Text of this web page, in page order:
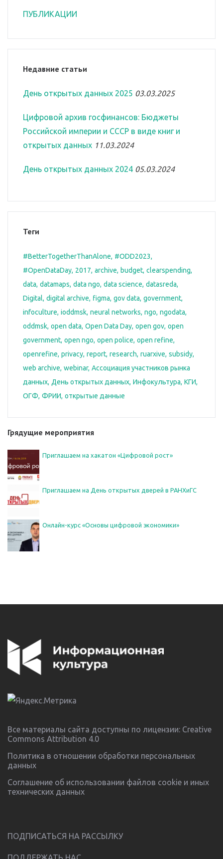
ПУБЛИКАЦИИ
Недавние статьи
День открытых данных 2025 03.03.2025
Цифровой архив госфинансов: Бюджеты
Российской империи и СССР в виде книг и
открытых данных 11.03.2024
День открытых данных 2024 05.03.2024
Теги
#BetterTogetherThanAlone #ODD2023
#OpenDataDay 2017 archive budget clearspending
data datamaps data ngo data science datasreda
Digital digital archive figma gov data government
infoculture ioddmsk neural networks ngo ngodata
oddmsk open data Open Data Day open gov open
government open ngo open police open refine
openrefine privacy report research ruarxive subsidy
web archive webinar Ассоциация участников рынка
данных День открытых данных Инфокультура КГИ
ОГФ ФРИИ открытые данные
Грядущие мероприятия
Приглашаем на хакатон «Цифровой рост»
Приглашаем на День открытых дверей в РАНХиГС
Онлайн-курс «Основы цифровой экономики»
Все материалы сайта доступны по лицензии: Creative
Commons Attribution 4.0
Политика в отношении обработки персональных
данных
Соглашение об использовании файлов cookie и иных
технических данных
ПОДПИСАТЬСЯ НА РАССЫЛКУ